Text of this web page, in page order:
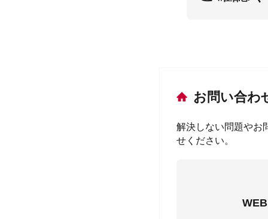
お問い合わ
解決しない問題やお
せください。